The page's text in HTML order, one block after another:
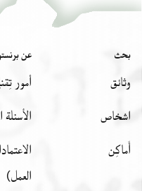
بحث
وثائق
اشخاص
أَماكِن
عن
أمور
الأسئلة
العمل)